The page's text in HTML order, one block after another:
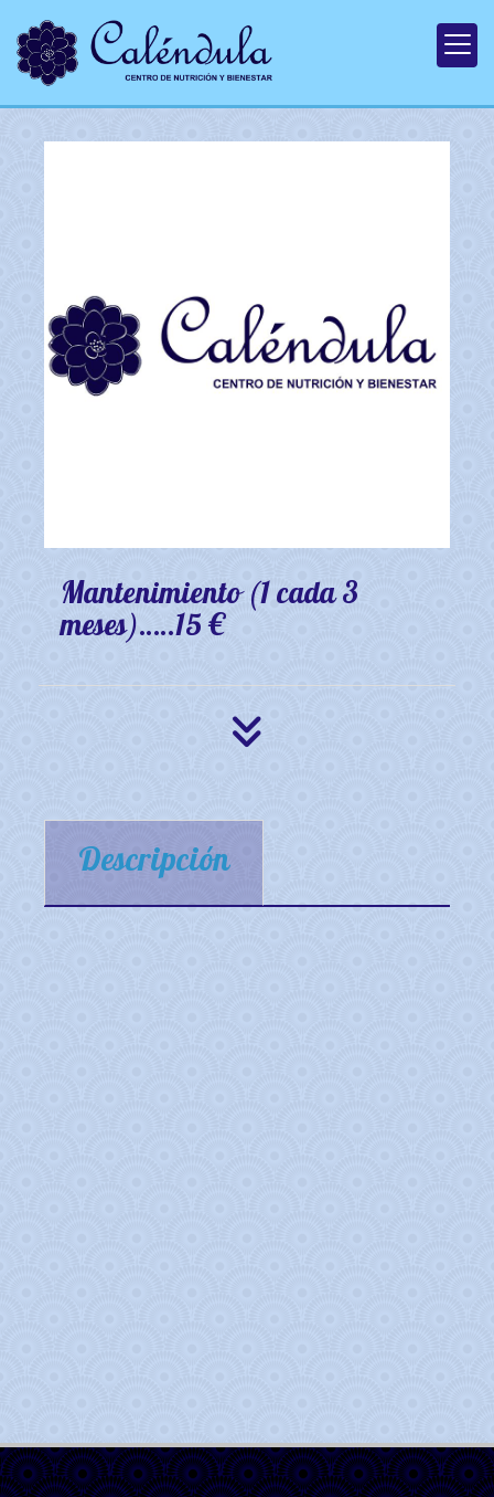
Mantenimiento (1 cada 3
meses)…..15 €
Descripción